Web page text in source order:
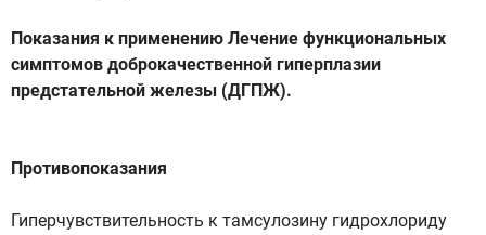
Показания к применению Лечение функциональных
симптомов доброкачественной гиперплазии
предстательной железы (ДГПЖ).
Противопоказания
Гиперчувствительность к тамсулозину гидрохлориду